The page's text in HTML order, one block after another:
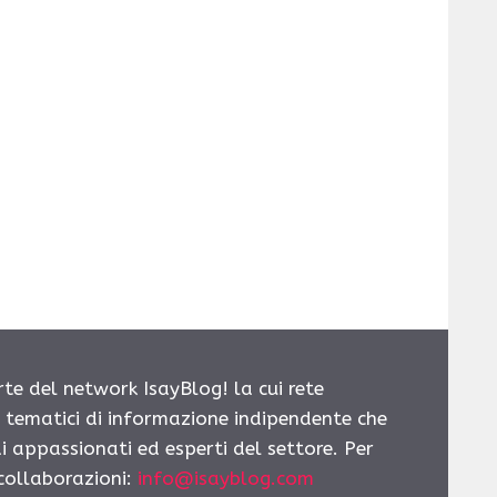
del network IsayBlog! la cui rete
di informazione indipendente che
ed esperti del settore. Per
info@isayblog.com